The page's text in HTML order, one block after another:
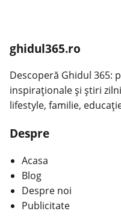
ghidul365.ro
Descoperă Ghidul 365:
inspiraționale și știri
lifestyle, familie,
Despre
Acasa
Blog
Despre noi
Publicitate